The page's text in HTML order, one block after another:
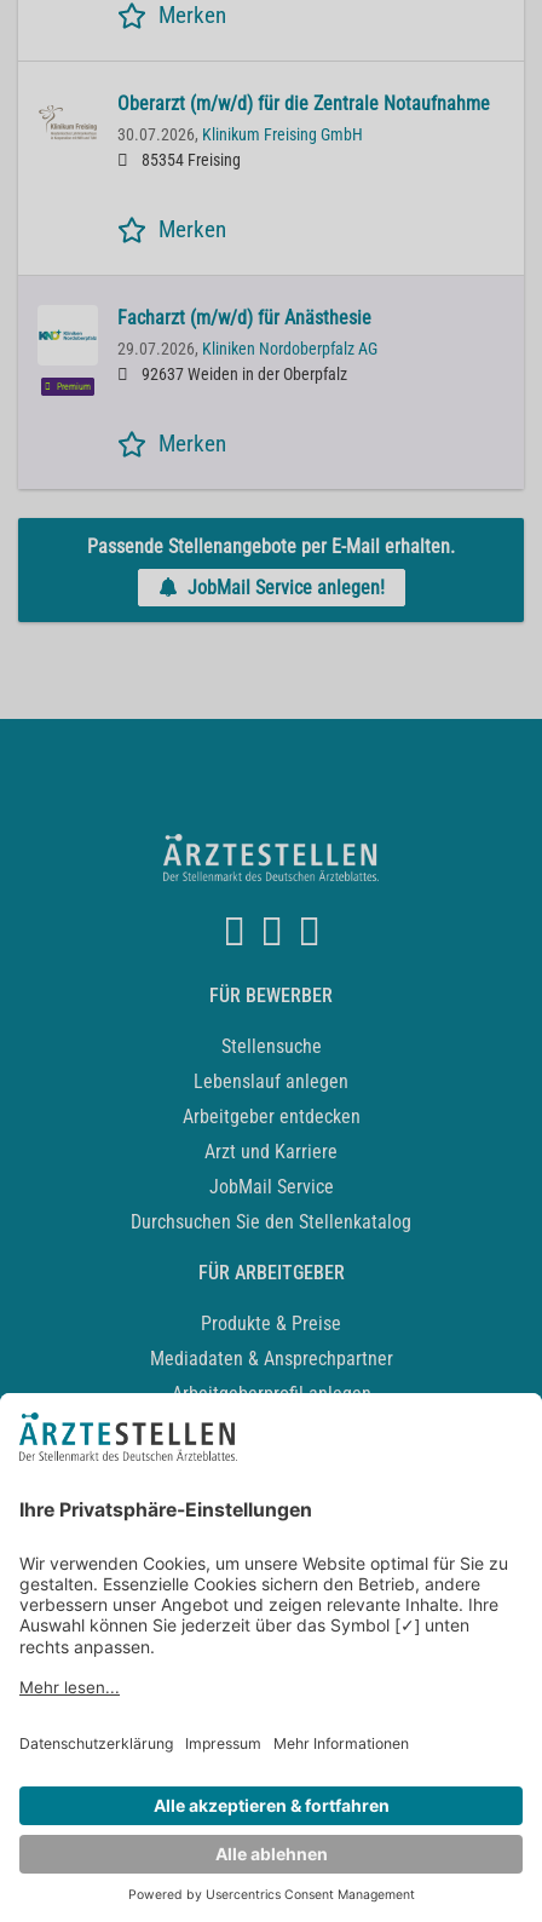
Merken
Oberarzt (m/w/d) für die Zentrale Notaufnahme
30.07.2026, Klinikum Freising GmbH
85354 Freising
Merken
Premium
Facharzt (m/w/d) für Anästhesie
29.07.2026, Kliniken Nordoberpfalz AG
92637 Weiden in der Oberpfalz
Merken
Passende Stellenangebote per E-Mail erhalten.
JobMail Service anlegen!
FÜR BEWERBER
Stellensuche
Lebenslauf anlegen
Arbeitgeber entdecken
Arzt und Karriere
JobMail Service
Durchsuchen Sie den Stellenkatalog
FÜR ARBEITGEBER
Produkte & Preise
Mediadaten & Ansprechpartner
Arbeitgeberprofil anlegen
Recruiting-Podcast
Kontakt
Datenschutz
Newsletter
Entwickelt durchJOBIQO